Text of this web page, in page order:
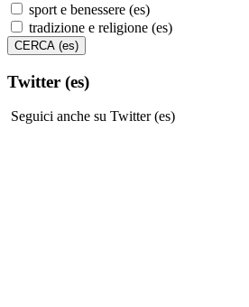
sport e benessere (es)
tradizione e religione (es)
Twitter (es)
Seguici anche su Twitter (es)